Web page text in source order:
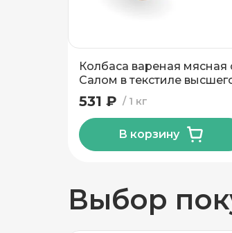
Колбаса вареная мясная
Салом в текстиле
сорта Калинковичи МК
1 кг
531 ₽
В корзину
Выбор